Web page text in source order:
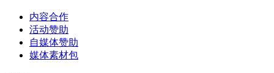
内容合作
活动赞助
自媒体赞助
媒体素材包